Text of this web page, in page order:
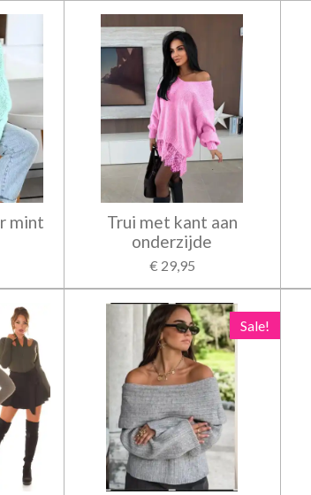
mint
Trui met kant aan
onderzijde
€ 29,95
Sale!